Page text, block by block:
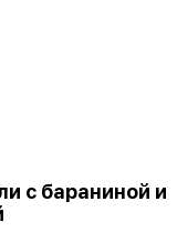
с бараниной и